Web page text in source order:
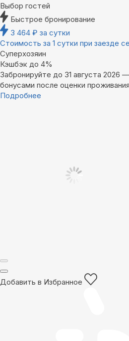
Выбор гостей
Быстрое бронирование
3 464 ₽ за сутки
Стоимость за 1 сутки при заезде
Суперхозяин
Кэшбэк до 4%
Забронируйте до 31 августа 2026
бонусами после оценки
Подробнее
Добавить в Избранное